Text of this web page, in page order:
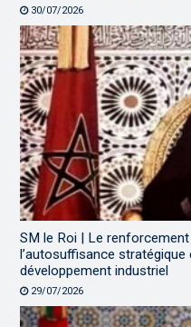
30/07/2026
SM le Roi | Le
l’autosuffisance
développement industriel
29/07/2026